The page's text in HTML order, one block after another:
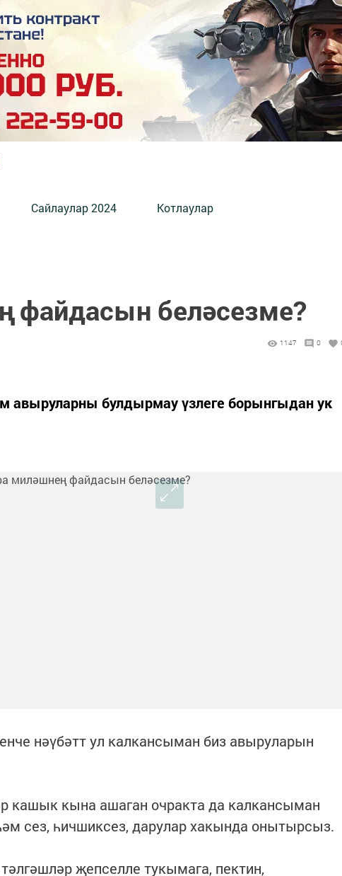
Сайлаулар 2024 Котлаулар
файдасын беләсезме?
1147 0
авыруларны булдырмау үзлеге борынгыдан ук
нәүбәтт ул калкансыман биз авыруларын
кашык кына ашаган очракта да калкансыман
сез, һичшиксез, дарулар хакында онытырсыз.
җепселле тукымага, пектин,